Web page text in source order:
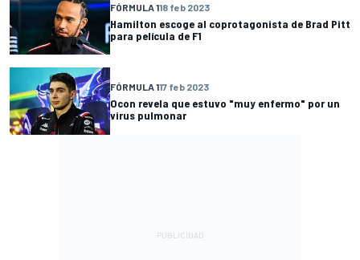
FÓRMULA 118 feb 2023
Hamilton escoge al coprotagonista de Brad Pitt
para película de F1
FÓRMULA 117 feb 2023
Ocon revela que estuvo "muy enfermo" por un
virus pulmonar